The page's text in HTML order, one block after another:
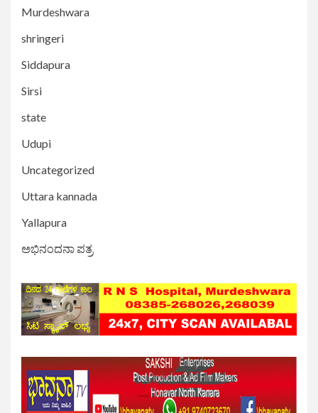
Murdeshwara
shringeri
Siddapura
Sirsi
state
Udupi
Uncategorized
Uttara kannada
Yallapura
ಅಭಿನಂದನಾ ಪತ್ರ